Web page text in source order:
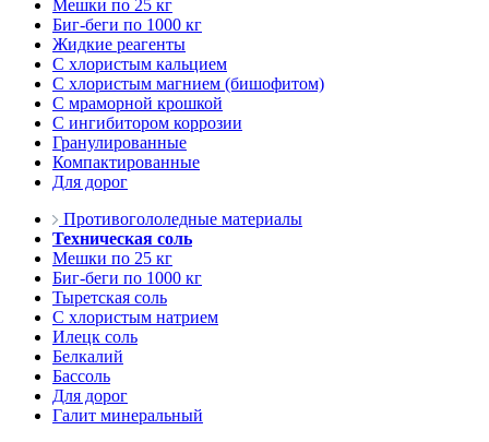
Мешки по 25 кг
Биг-беги по 1000 кг
Жидкие реагенты
С хлористым кальцием
С хлористым магнием (бишофитом)
С мраморной крошкой
С ингибитором коррозии
Гранулированные
Компактированные
Для дорог
Противогололедные материалы
Техническая соль
Мешки по 25 кг
Биг-беги по 1000 кг
Тыретская соль
С хлористым натрием
Илецк соль
Белкалий
Бассоль
Для дорог
Галит минеральный